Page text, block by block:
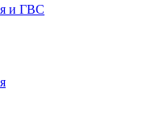
и ГВС